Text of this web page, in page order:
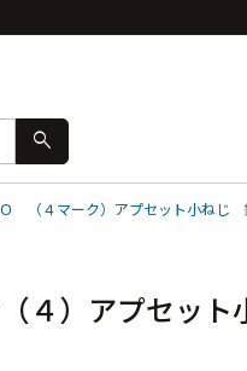
search
Ｏ （４マーク）アプセット小ねじ
４）アプセッ